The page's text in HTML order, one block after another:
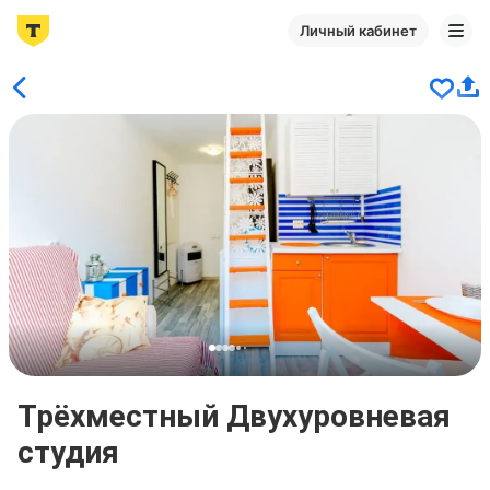
Личный кабинет
Трёхместный Двухуровневая
студия